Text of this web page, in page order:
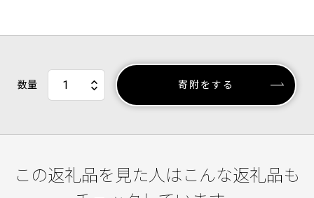
数量 寄附をする
この返礼品を見た人はこんな返礼品も